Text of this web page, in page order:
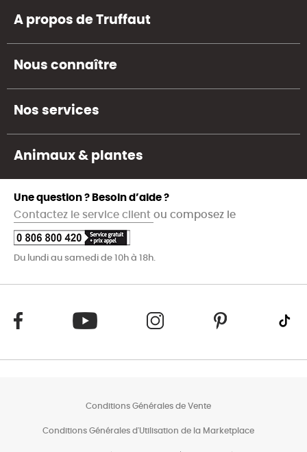
A propos de Truffaut
Nous connaître
Nos services
Animaux & plantes
Une question ? Besoin d’aide ?
Contactez le service client ou composez le
Du lundi au samedi de 10h à 18h.
Conditions Générales de Vente
Conditions Générales d'Utilisation de la Marketplace